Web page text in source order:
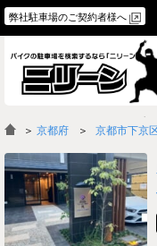
弊社駐車場のご契約者様へ
物件一覧
よくあるご質問
＞ 京都府 京都市下京